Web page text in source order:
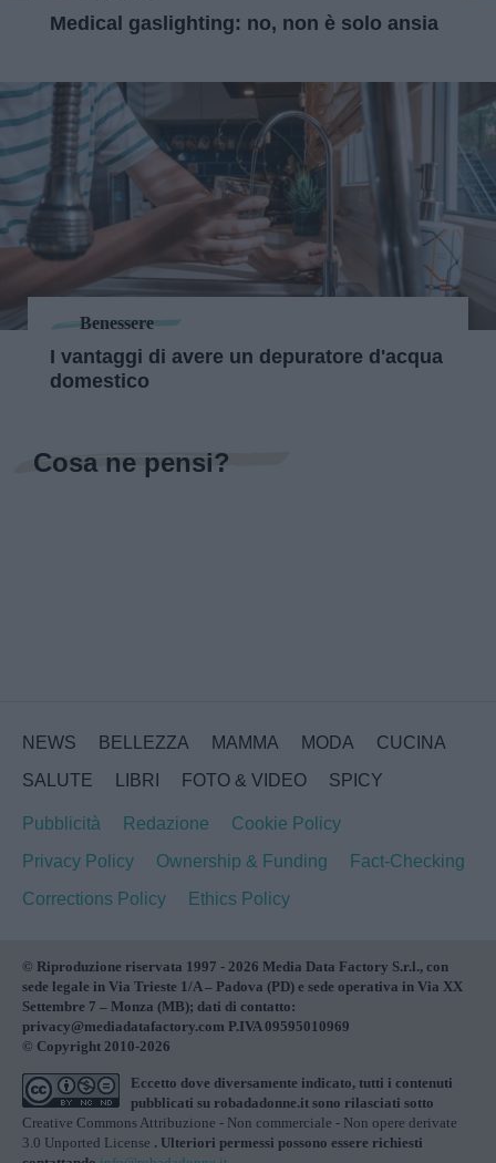
Medical gaslighting: no, non è solo ansia
Benessere
I vantaggi di avere un depuratore d'acqua
domestico
Cosa ne pensi?
NEWS BELLEZZA MAMMA MODA
CUCINA
SALUTE
LIBRI FOTO & VIDEO SPICY
Pubblicità Redazione
Cookie Policy
Privacy Policy
Ownership & Funding
Fact-Checking
Corrections Policy
Ethics Policy
© Riproduzione riservata 1997 - 2026 Media Data Factory S.r.l., con
sede legale in Via Trieste 1/A – Padova (PD) e sede operativa in Via XX
Settembre 7 – Monza (MB); dati di contatto:
privacy@mediadatafactory.com P.IVA 09595010969
© Copyright 2010-2026
Eccetto dove diversamente indicato, tutti i contenuti
pubblicati su robadadonne.it sono rilasciati sotto
Creative Commons Attribuzione - Non commerciale - Non opere derivate
3.0 Unported License . Ulteriori permessi possono essere richiesti